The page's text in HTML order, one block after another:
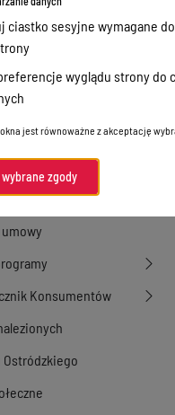
i archiwa
samorządu
Konsumentów
ciastko sesyjne wymagane
wyglądu strony do
jest równoważne z akceptację
zgody